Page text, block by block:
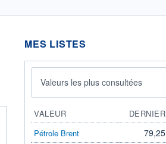
MES LISTES
Valeurs les plus consultées
VALEUR DERNIER
Pétrole Brent
79,25